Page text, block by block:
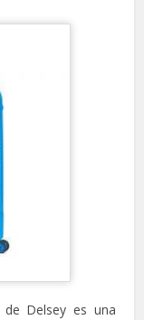
Delsey es una